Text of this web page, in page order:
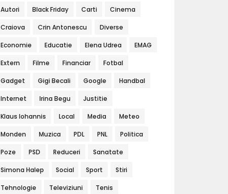
Autori Black Friday Carti Cinema
Craiova Crin Antonescu Diverse
Economie Educatie Elena Udrea EMAG
Extern Filme Financiar Fotbal
Gadget Gigi Becali Google Handbal
Internet Irina Begu Justitie
Klaus Iohannis Local Media Meteo
Monden Muzica PDL PNL Politica
Poze PSD Reduceri Sanatate
Simona Halep Social Sport Stiri
Tehnologie Televiziuni Tenis